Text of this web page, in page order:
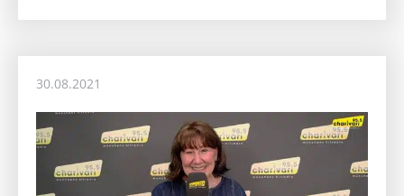
30.08.2021